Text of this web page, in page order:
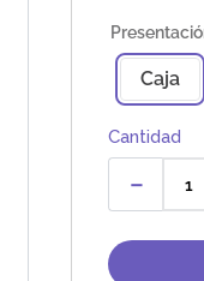
Caja
Cantidad
－